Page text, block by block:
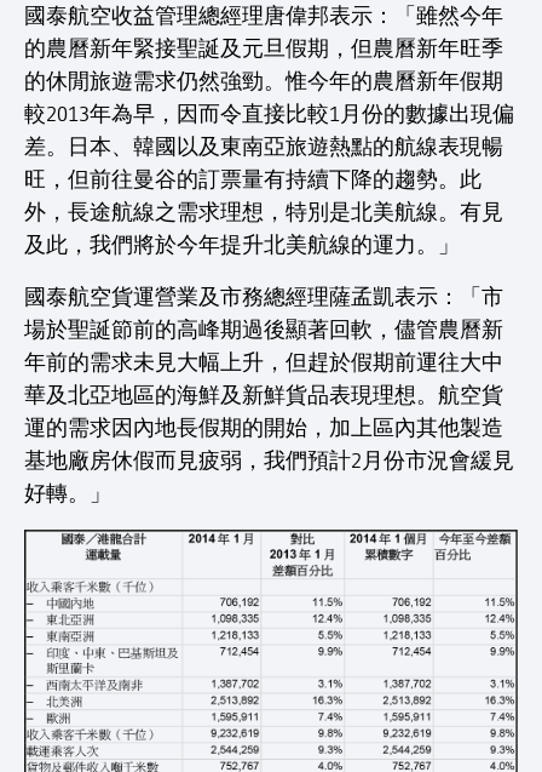
國泰航空收益管理總經理唐偉邦表示：「雖然今年
的農曆新年緊接聖誕及元旦假期，但農曆新年旺季
的休閒旅遊需求仍然強勁。惟今年的農曆新年假期
較2013年為早，因而令直接比較1月份的數據出現偏
差。日本、韓國以及東南亞旅遊熱點的航線表現暢
旺，但前往曼谷的訂票量有持續下降的趨勢。此
外，長途航線之需求理想，特別是北美航線。有見
及此，我們將於今年提升北美航線的運力。」
國泰航空貨運營業及市務總經理薩孟凱表示：「市
場於聖誕節前的高峰期過後顯著回軟，儘管農曆新
年前的需求未見大幅上升，但趕於假期前運往大中
華及北亞地區的海鮮及新鮮貨品表現理想。航空貨
運的需求因內地長假期的開始，加上區內其他製造
基地廠房休假而見疲弱，我們預計2月份市況會緩見
好轉。」